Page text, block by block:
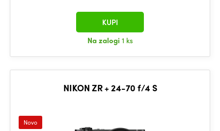
Na zalogi 1 ks
KUPI
NIKON ZR + 24-70 f/4 S
Novo